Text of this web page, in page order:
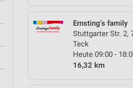
Ernsting's family
Stuttgarter Str. 2,
Teck
Heute 09:00 -
16,32 km